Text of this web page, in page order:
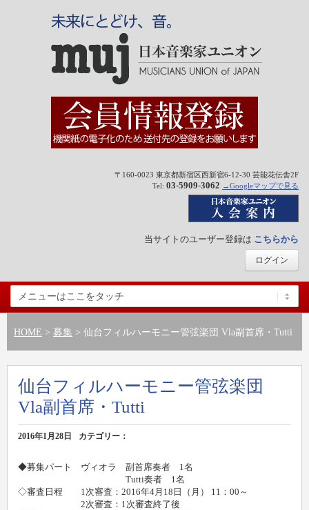
〒160-0023 東京都新宿区西新宿6-12-30 芸能花伝舎2F
Tel: 03-5909-3062 →Googleマップで見る
当サイトのユーザー登録は こちらから
ログイン
HOME > 募集 > 仙台フィルハーモニー管弦楽団 Vla副首席・Tutti
仙台フィルハーモニー管弦楽団
Vla副首席・Tutti
2016年1月28日 カテゴリー：
◆募集パート ヴィオラ 副首席奏者 1名
Tutti奏者 1名
◇審査日程 1次審査：2016年4月18日（月） 11：00～
2次審査：1次審査終了後